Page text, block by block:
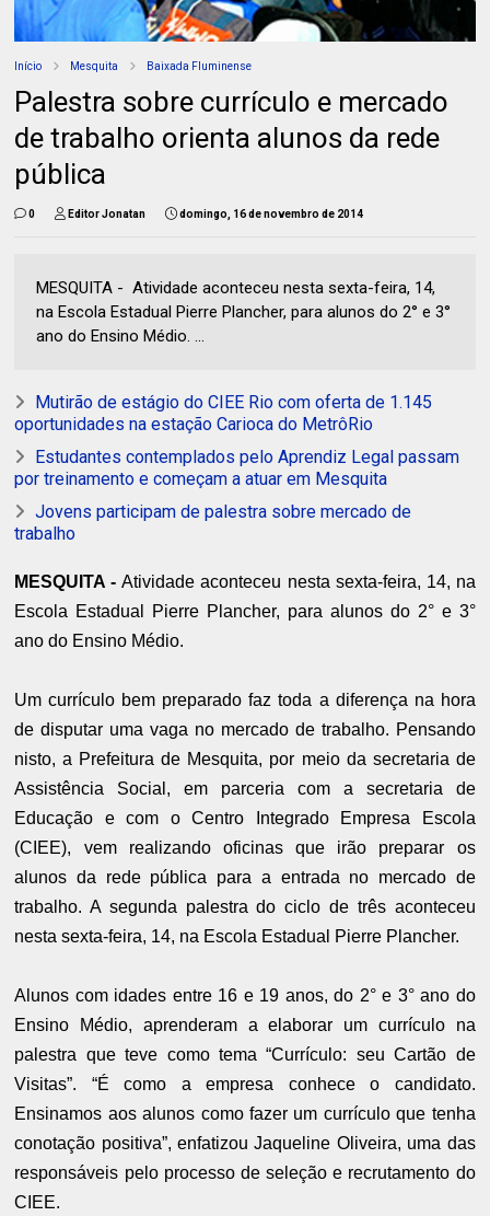
Início Mesquita Baixada Fluminense
Palestra sobre currículo e mercado
de trabalho orienta alunos da rede
pública
0 Editor Jonatan domingo, 16 de novembro de 2014
MESQUITA - Atividade aconteceu nesta sexta-feira, 14,
na Escola Estadual Pierre Plancher, para alunos do 2° e 3°
ano do Ensino Médio. ...
Mutirão de estágio do CIEE Rio com oferta de 1.145
oportunidades na estação Carioca do MetrôRio
Estudantes contemplados pelo Aprendiz Legal passam
por treinamento e começam a atuar em Mesquita
Jovens participam de palestra sobre mercado de
trabalho
MESQUITA -Atividade aconteceu nesta sexta-feira, 14, na
Escola Estadual Pierre Plancher, para alunos do 2° e 3°
ano do Ensino Médio.
Um currículo bem preparado faz toda a diferença na hora
de disputar uma vaga no mercado de trabalho. Pensando
nisto, a Prefeitura de Mesquita, por meio da secretaria de
Assistência Social, em parceria com a secretaria de
Educação e com o Centro Integrado Empresa Escola
(CIEE), vem realizando oficinas que irão preparar os
alunos da rede pública para a entrada no mercado de
trabalho. A segunda palestra do ciclo de três aconteceu
nesta sexta-feira, 14, na Escola Estadual Pierre Plancher.
Alunos com idades entre 16 e 19 anos, do 2° e 3° ano do
Ensino Médio, aprenderam a elaborar um currículo na
palestra que teve como tema “Currículo: seu Cartão de
Visitas”. “É como a empresa conhece o candidato.
Ensinamos aos alunos como fazer um currículo que tenha
conotação positiva”, enfatizou Jaqueline Oliveira, uma das
responsáveis pelo processo de seleção e recrutamento do
CIEE.